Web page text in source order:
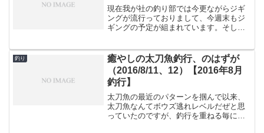
現在我が社の釣り部では今更ながらジギ
ングが流行っておりまして、今週末もジ
ギングの予定が組まれています。そして
る・頑丈・水が入らないということで人
気が出たドカットですが、今...
釣り
癒やしの太刀魚釣行、のはずが
（2016/8/11、12）【2016年8月
釣行】
太刀魚の最近のパターンを掴んで以来、
太刀魚なんてボウズ逃れレベルだぜと思
っていたのですが、釣行を重ねる毎にア